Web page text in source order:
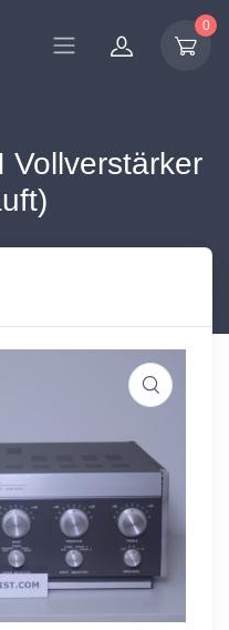
0
Vollverstärker